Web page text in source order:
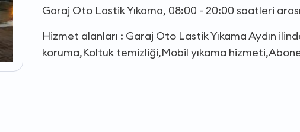
Garaj Oto Lastik Yıkama, 08:00 - 20:00 saatleri
Hizmet alanları : Garaj Oto Lastik Yıkama Aydın
koruma,Koltuk temizliği,Mobil yıkama